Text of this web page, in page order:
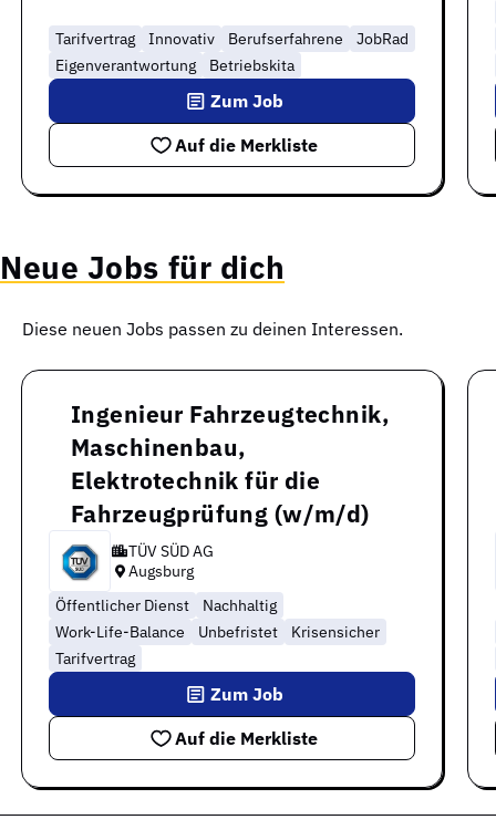
Tarifvertrag Innovativ Berufserfahrene
JobRad
Eigenverantwortung
Betriebskita
Auf die Merkliste
Zum Job
Neue Jobs für dich
Diese neuen Jobs passen zu deinen Interessen.
Ingenieur Fahrzeugtechnik,
Maschinenbau,
Elektrotechnik für die
Fahrzeugprüfung (w/m/d)
TÜV SÜD AG
Augsburg
Öffentlicher Dienst
Nachhaltig
Work-Life-Balance
Unbefristet
Krisensicher
Tarifvertrag
Auf die Merkliste
Zum Job